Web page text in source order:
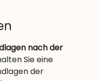
nach der
Sie eine
der